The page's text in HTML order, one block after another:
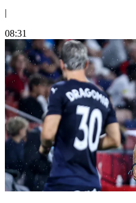
|
08:31